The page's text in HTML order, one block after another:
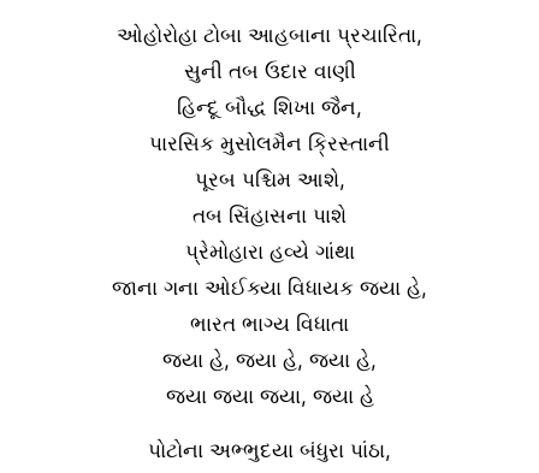
ઓહોરોહા ટોબા આહબાના પ્રચારિતા,
સુની તબ ઉદાર વાણી
હિન્દૂ બૌદ્ધ શિખા જૈન,
પારસિક મુસોલમૈન ક્રિસ્તાની
પૂરબ પશ્ચિમ આશે,
તબ સિંહાસના પાશે
પ્રેમોહારા હવ્યે ગાંથા
જાના ગના ઓઈક્યા વિધાયક જયા હે,
ભારત ભાગ્ય વિધાતા
જયા હે, જયા હે, જયા હે,
જયા જયા જયા, જયા હે
પોટોના અભ્ભુદયા બંધુરા પાંઠા,